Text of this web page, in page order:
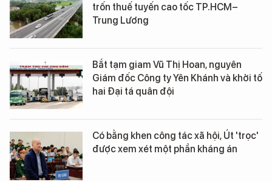
trốn thuế tuyến cao tốc TP.HCM–
Trung Lương
Bắt tạm giam Vũ Thị Hoan, nguyên
Giám đốc Công ty Yên Khánh và khởi tố
hai Đại tá quân đội
Có bằng khen công tác xã hội, Út 'trọc'
được xem xét một phần kháng án